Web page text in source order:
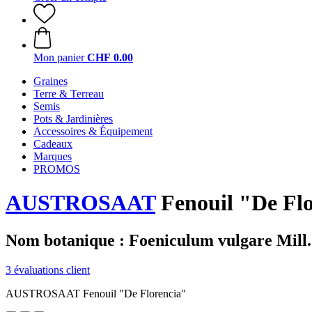
Mon panier CHF 0.00
Graines
Terre & Terreau
Semis
Pots & Jardinières
Accessoires & Équipement
Cadeaux
Marques
PROMOS
AUSTROSAATFenouil "De
Nom botanique : Foeniculum vulgare Mill.
3 évaluations client
AUSTROSAAT Fenouil "De Florencia"